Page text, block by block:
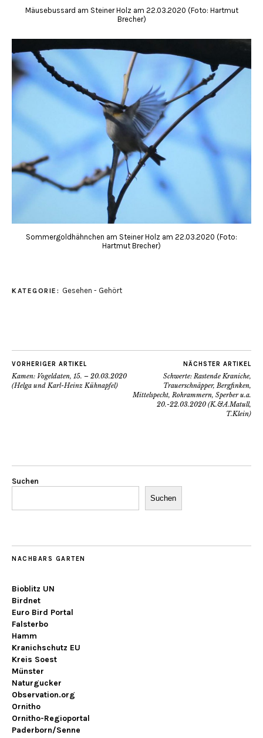
Mäusebussard am Steiner Holz am 22.03.2020 (Foto: Hartmut
Brecher)
Sommergoldhähnchen am Steiner Holz am 22.03.2020 (Foto:
Hartmut Brecher)
KATEGORIE: Gesehen - Gehört
VORHERIGER ARTIKEL
Kamen: Vogeldaten, 15. – 20.03.2020
(Helga und Karl-Heinz Kühnapfel)
NÄCHSTER ARTIKEL
Schwerte: Rastende Kraniche,
Trauerschnäpper, Bergfinken,
Mittelspecht, Rohrammern, Sperber u.a.
20.-22.03.2020 (K.&A.Matull,
T.Klein)
Suchen
Suchen
NACHBARS GARTEN
Bioblitz UN
Birdnet
Euro Bird Portal
Falsterbo
Hamm
Kranichschutz EU
Kreis Soest
Münster
Naturgucker
Observation.org
Ornitho
Ornitho-Regioportal
Paderborn/Senne